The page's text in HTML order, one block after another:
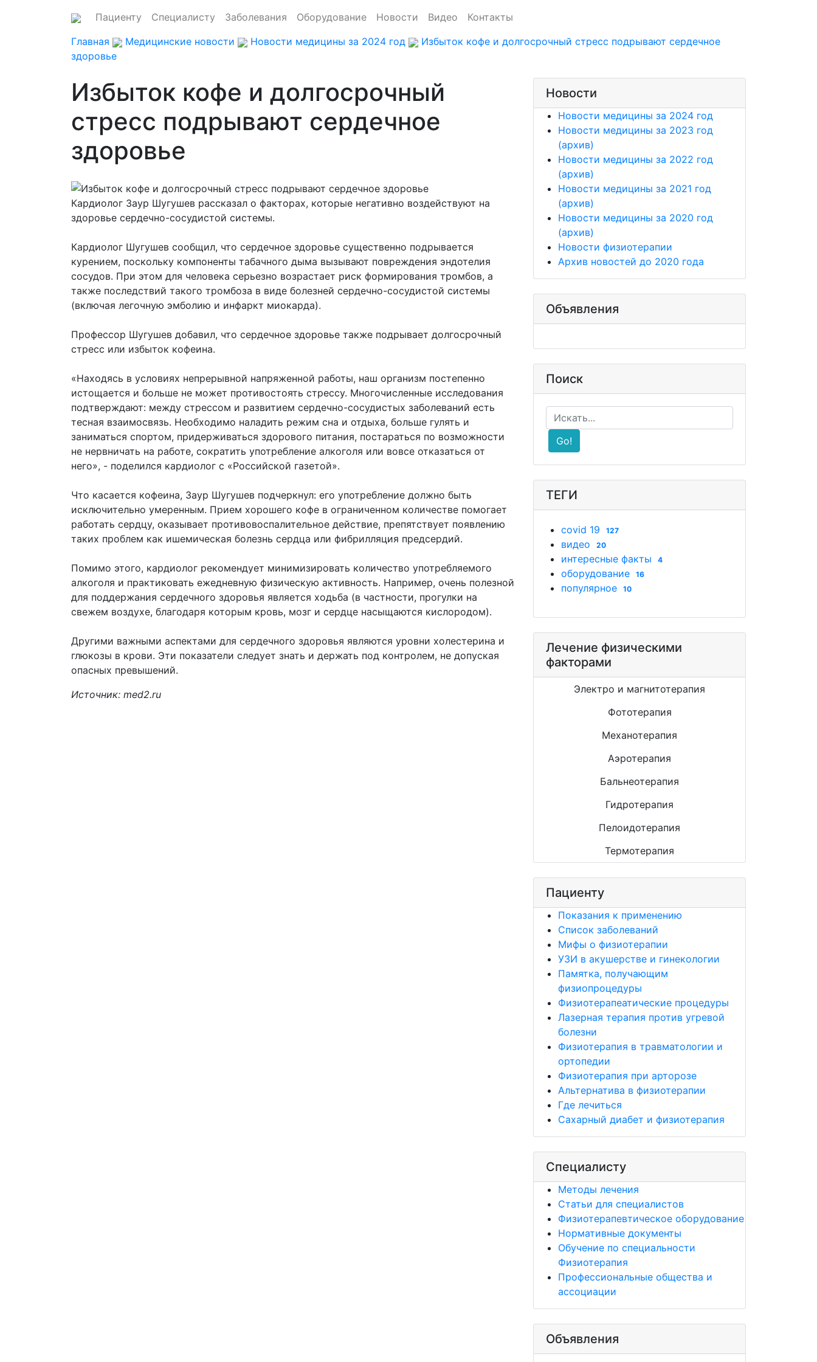
Пациенту Специалисту Заболевания Оборудование Новости Видео
Контакты
Главная
Медицинские новости Новости медицины за 2024 год
Избыток кофе и долгосрочный стресс подрывают сердечное
здоровье
Избыток кофе и долгосрочный
стресс подрывают сердечное
здоровье
Кардиолог Заур Шугушев рассказал о факторах, которые негативно воздействуют на
здоровье сердечно-сосудистой системы.
Кардиолог Шугушев сообщил, что сердечное здоровье существенно подрывается
курением, поскольку компоненты табачного дыма вызывают повреждения эндотелия
сосудов. При этом для человека серьезно возрастает риск формирования тромбов, а
также последствий такого тромбоза в виде болезней сердечно-сосудистой системы
(включая легочную эмболию и инфаркт миокарда).
Профессор Шугушев добавил, что сердечное здоровье также подрывает долгосрочный
стресс или избыток кофеина.
«Находясь в условиях непрерывной напряженной работы, наш организм постепенно
истощается и больше не может противостоять стрессу. Многочисленные исследования
подтверждают: между стрессом и развитием сердечно-сосудистых заболеваний есть
тесная взаимосвязь. Необходимо наладить режим сна и отдыха, больше гулять и
заниматься спортом, придерживаться здорового питания, постараться по возможности
не нервничать на работе, сократить употребление алкоголя или вовсе отказаться от
него», - поделился кардиолог с «Российской газетой».
Что касается кофеина, Заур Шугушев подчеркнул: его употребление должно быть
исключительно умеренным. Прием хорошего кофе в ограниченном количестве помогает
работать сердцу, оказывает противовоспалительное действие, препятствует появлению
таких проблем как ишемическая болезнь сердца или фибрилляция предсердий.
Помимо этого, кардиолог рекомендует минимизировать количество употребляемого
алкоголя и практиковать ежедневную физическую активность. Например, очень полезной
для поддержания сердечного здоровья является ходьба (в частности, прогулки на
свежем воздухе, благодаря которым кровь, мозг и сердце насыщаются кислородом).
Другими важными аспектами для сердечного здоровья являются уровни холестерина и
глюкозы в крови. Эти показатели следует знать и держать под контролем, не допуская
опасных превышений.
Источник: med2.ru
Новости
Новости медицины за 2024 год
Новости медицины за 2023 год
(архив)
Новости медицины за 2022 год
(архив)
Новости медицины за 2021 год
(архив)
Новости медицины за 2020 год
(архив)
Новости физиотерапии
Архив новостей до 2020 года
Объявления
Поиск
Go!
ТЕГИ
covid 19 127
видео 20
интересные факты 4
оборудование 16
популярное 10
Лечение физическими
факторами
Электро и магнитотерапия
Фототерапия
Механотерапия
Аэротерапия
Бальнеотерапия
Гидротерапия
Пелоидотерапия
Термотерапия
Пациенту
Показания к применению
Список заболеваний
Мифы о физиотерапии
УЗИ в акушерстве и гинекологии
Памятка, получающим
физиопроцедуры
Физиотерапеатические процедуры
Лазерная терапия против угревой
болезни
Физиотерапия в травматологии и
ортопедии
Физиотерапия при арторозе
Альтернатива в физиотерапии
Где лечиться
Сахарный диабет и физиотерапия
Специалисту
Методы лечения
Статьи для специалистов
Физиотерапевтическое оборудование
Нормативные документы
Обучение по специальности
Физиотерапия
Профессиональные общества и
ассоциации
Объявления